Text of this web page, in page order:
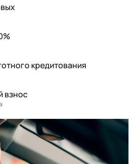
кредитования
взнос